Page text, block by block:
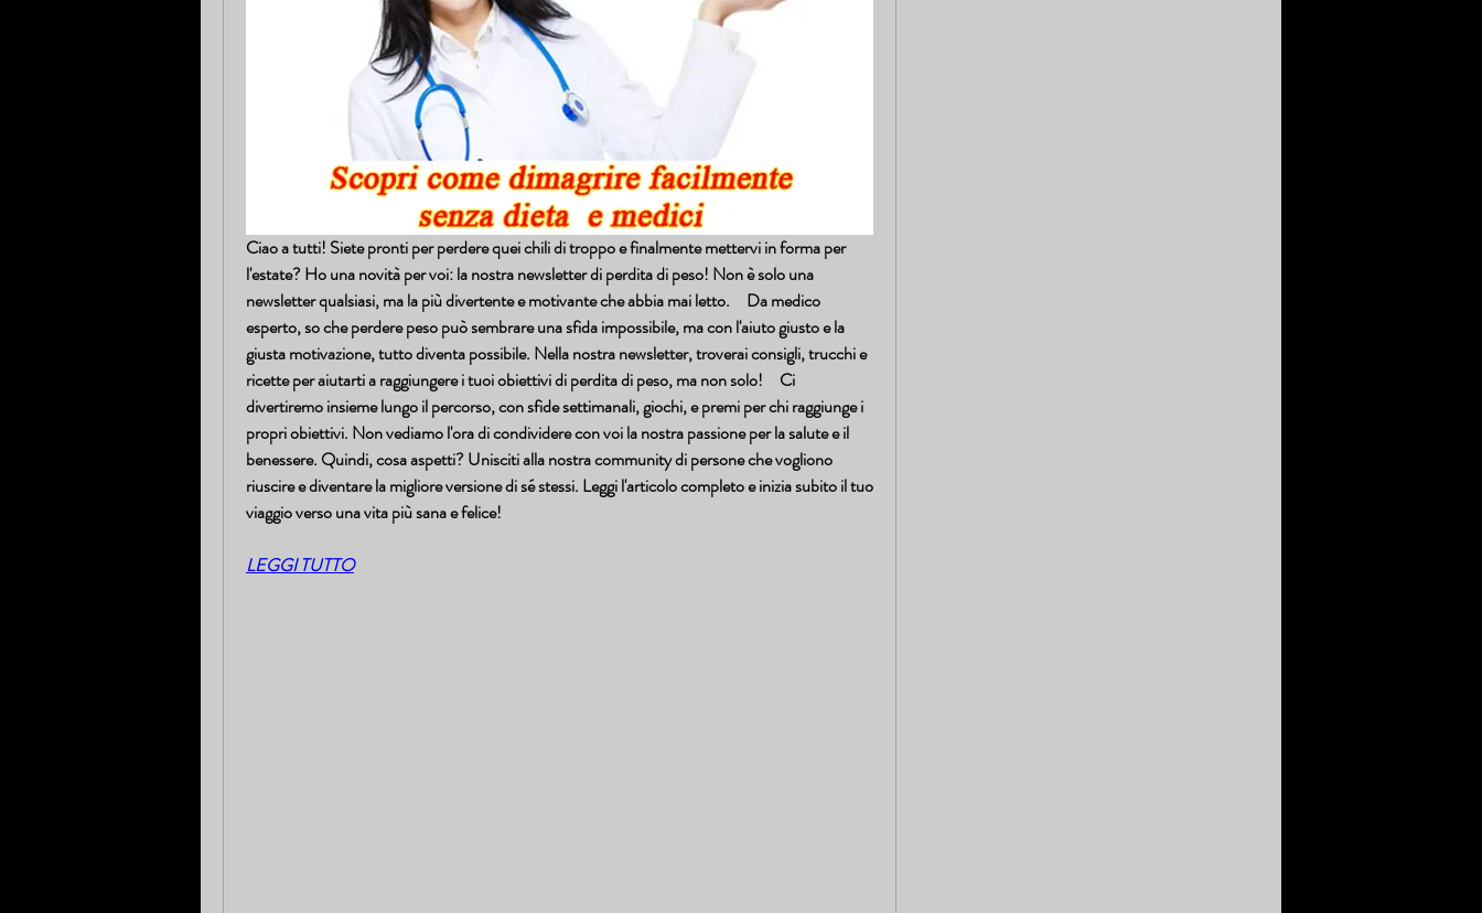
Ciao a tutti! Siete pronti per perdere quei chili di troppo e finalmente mettervi in forma per
l'estate? Ho una novità per voi: la nostra newsletter di perdita di peso! Non è solo una
newsletter qualsiasi, ma la più divertente e motivante che abbia mai letto.     Da medico
esperto, so che perdere peso può sembrare una sfida impossibile, ma con l'aiuto giusto e la
giusta motivazione, tutto diventa possibile. Nella nostra newsletter, troverai consigli, trucchi e
ricette per aiutarti a raggiungere i tuoi obiettivi di perdita di peso, ma non solo!     Ci
divertiremo insieme lungo il percorso, con sfide settimanali, giochi, e premi per chi raggiunge i
propri obiettivi. Non vediamo l'ora di condividere con voi la nostra passione per la salute e il
benessere. Quindi, cosa aspetti? Unisciti alla nostra community di persone che vogliono
riuscire e diventare la migliore versione di sé stessi. Leggi l'articolo completo e inizia subito il tuo
viaggio verso una vita più sana e felice!
LEGGI TUTTO